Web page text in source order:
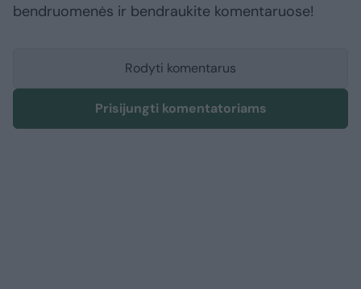
bendruomenės ir bendraukite komentaruose!
Rodyti komentarus
Prisijungti komentatoriams